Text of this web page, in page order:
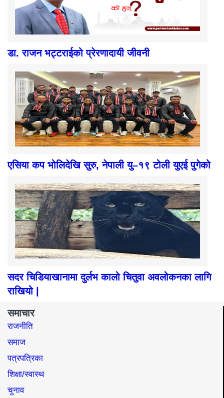
डा. राजन भट्टराईको प्रेरणादायी जीवनी
एसिया कप भोलिदेखि सुरु, नेपाली यु–१९ टोली युएई पुगेको
सदर चिडियाखानामा दुर्लभ कालो चितुवा अवलोकनका लागि
राखियो |
समाचार
राजनीति
समाज​
पत्रपत्रिका
शिक्षा/स्वास्थ
चुनाव